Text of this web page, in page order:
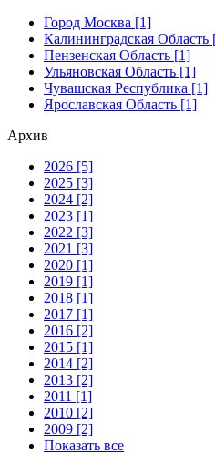
Город Москва [1]
Калининградская Область
Пензенская Область [1]
Ульяновская Область [1]
Чувашская Республика [1]
Ярославская Область [1]
Архив
2026 [5]
2025 [3]
2024 [2]
2023 [1]
2022 [3]
2021 [3]
2020 [1]
2019 [1]
2018 [1]
2017 [1]
2016 [2]
2015 [1]
2014 [2]
2013 [2]
2011 [1]
2010 [2]
2009 [2]
Показать все